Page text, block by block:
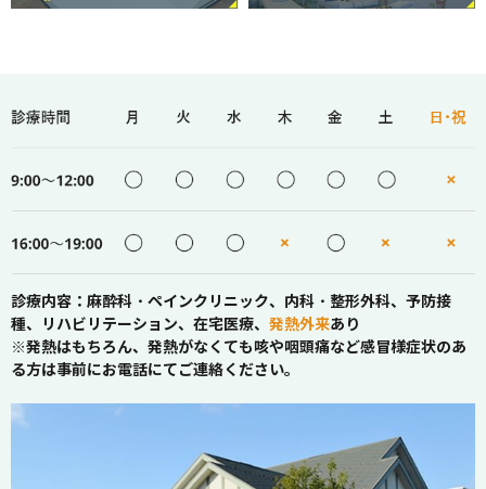
診療内容：麻酔科・ペインクリニック、内科・整形外科、予防接
種、リハビリテーション、在宅医療、 発熱外来あり
※発熱はもちろん、発熱がなくても咳や咽頭痛など感冒様症状のあ
る方は事前にお電話にてご連絡ください。